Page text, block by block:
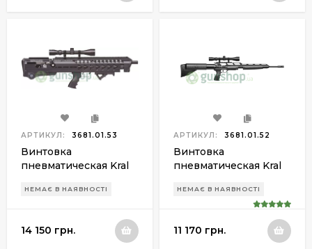
АРТИКУЛ: 3681.01.53
Винтовка
пневматическая Kral
4,5 мм
НЕМАЄ В НАЯВНОСТІ
14 150 грн.
АРТИКУЛ: 3681.01.52
Винтовка
пневматическая Kral
мм
НЕМАЄ В НАЯВНОСТІ
11 170 грн.